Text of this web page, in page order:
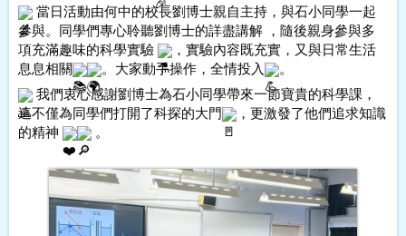
當日活動由何中的校長劉博士親自主持，與石小同學一起
參與。同學們專心聆聽劉博士的詳盡講解 ，隨後親身參與多
項充滿趣味的科學實驗
，實驗內容既充實，又與日常生活
息息相關
。大家動手操作，全情投入
。
我們衷心感謝劉博士為石小同學帶來一節寶貴的科學課，
這不僅為同學們打開了科探的大門
，更激發了他們追求知識
的精神
。